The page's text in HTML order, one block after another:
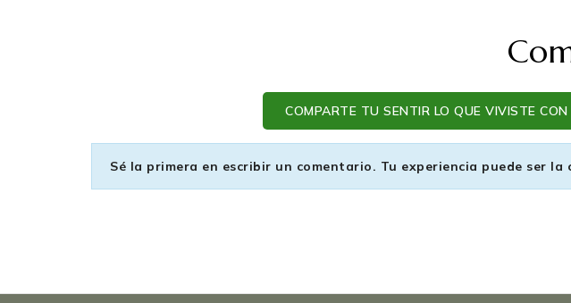
COMPARTE TU SENTIR LO QUE VIVISTE
Sé la primera en escribir un comentario. Tu experiencia puede ser la